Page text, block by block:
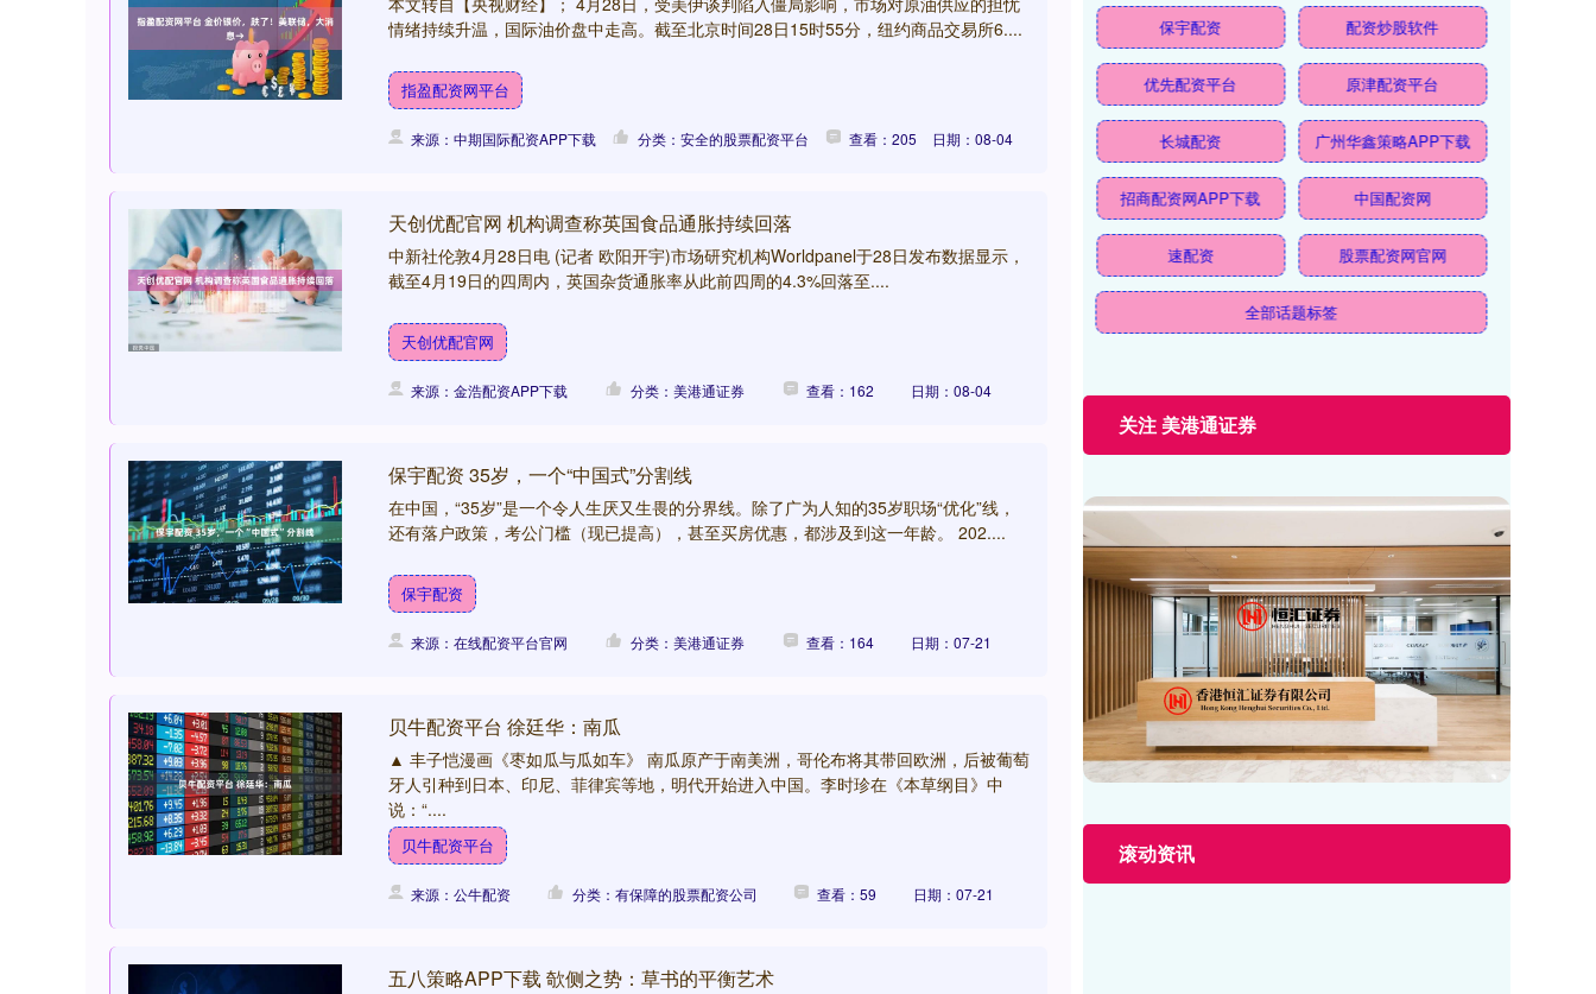
情绪持续升温，国际油价盘中走高。截至北京时间28日15时55分，纽约商品交易所6....
指盈配资网平台
来源：中期国际配资APP下载 分类：安全的股票配资平台 查看：205 日期：08-04
天创优配官网 机构调查称英国食品通胀持续回落
中新社伦敦4月28日电 (记者 欧阳开宇)市场研究机构Worldpanel于28日发布数据显示，
截至4月19日的四周内，英国杂货通胀率从此前四周的4.3%回落至....
天创优配官网
来源：金浩配资APP下载 分类：美港通证券 查看：162 日期：08-04
保宇配资 35岁，一个“中国式”分割线
在中国，“35岁”是一个令人生厌又生畏的分界线。除了广为人知的35岁职场“优化”线，
还有落户政策，考公门槛（现已提高），甚至买房优惠，都涉及到这一年龄。 202....
保宇配资
来源：在线配资平台官网 分类：美港通证券 查看：164 日期：07-21
贝牛配资平台 徐廷华：南瓜
▲ 丰子恺漫画《枣如瓜与瓜如车》 南瓜原产于南美洲，哥伦布将其带回欧洲，后被葡萄
牙人引种到日本、印尼、菲律宾等地，明代开始进入中国。李时珍在《本草纲目》中
说：“....
贝牛配资平台
来源：公牛配资 分类：有保障的股票配资公司 查看：59 日期：07-21
五八策略APP下载 欹侧之势：草书的平衡艺术
保宇配资 配资炒股软件
优先配资平台 原津配资平台
长城配资 广州华鑫策略APP下载
招商配资网APP下载 中国配资网
速配资 股票配资网官网
全部话题标签
关注 美港通证券
滚动资讯